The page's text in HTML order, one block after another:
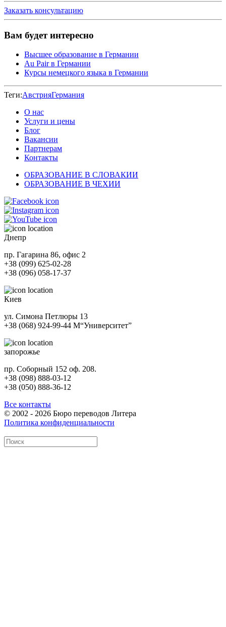
Заказать консультацию
Вам будет интересно
Высшее образование в Германии
Au Pair в Германии
Курсы немецкого языка в Германии
Теги:АвстрияГермания
О нас
Услуги и цены
Блог
Вакансии
Партнерам
Контакты
ОБРАЗОВАНИЕ В СЛОВАКИИ
ОБРАЗОВАНИЕ В ЧЕХИИ
Днепр
пр. Гагарина 86, офис 2
+38 (099) 625-02-28
+38 (096) 058-17-37
Киев
ул. Симона Петлюры 13
+38 (068) 924-99-44 М“Университет”
запорожье
пр. Соборный 152 оф. 208.
+38 (098) 888-03-12
+38 (050) 888-36-12
Все контакты
© 2002 - 2026 Бюро переводов Литера
Политика конфиденциальности